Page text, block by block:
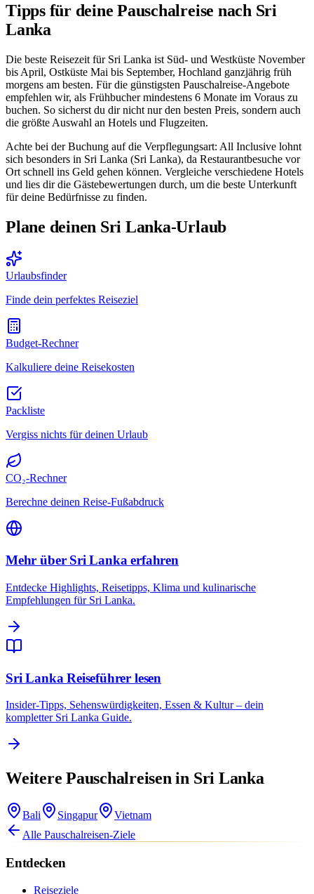
Tipps für deine Pauschalreise nach Sri
Lanka
Die beste Reisezeit für Sri Lanka ist Süd- und Westküste November
bis April, Ostküste Mai bis September, Hochland ganzjährig früh
morgens am besten. Für die günstigsten Pauschalreise-Angebote
empfehlen wir, als Frühbucher mindestens 6 Monate im Voraus zu
buchen. So sicherst du dir nicht nur den besten Preis, sondern auch
die größte Auswahl an Hotels und Flugzeiten.
Achte bei der Buchung auf die Verpflegungsart: All Inclusive lohnt
sich besonders in Sri Lanka (Sri Lanka), da Restaurantbesuche vor
Ort schnell ins Geld gehen können. Vergleiche verschiedene Hotels
und lies dir die Gästebewertungen durch, um die beste Unterkunft
für deine Bedürfnisse zu finden.
Plane deinen Sri Lanka-Urlaub
Urlaubsfinder
Finde dein perfektes Reiseziel
Budget-Rechner
Kalkuliere deine Reisekosten
Packliste
Vergiss nichts für deinen Urlaub
CO₂-Rechner
Berechne deinen Reise-Fußabdruck
Mehr über Sri Lanka erfahren
Entdecke Highlights, Reisetipps, Klima und kulinarische
Empfehlungen für Sri Lanka.
Sri Lanka Reiseführer lesen
Insider-Tipps, Sehenswürdigkeiten, Essen & Kultur – dein
kompletter Sri Lanka Guide.
Weitere Pauschalreisen in Sri Lanka
Bali Singapur
Vietnam
Alle Pauschalreisen-Ziele
Entdecken
Reiseziele